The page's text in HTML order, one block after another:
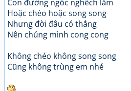
Con đường ngốc nghếch lắm
Hoặc chéo hoặc song song
Nhưng đời đâu có thẳng
Nên chúng mình cong cong
Không chéo không song song
Cũng không trùng em nhé